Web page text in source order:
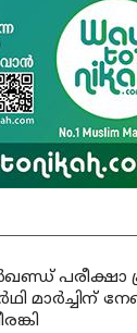
പരീക്ഷാ
മാര്‍ച്ചിന്